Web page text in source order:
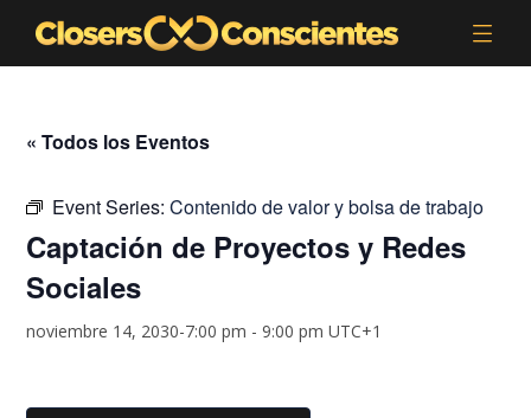
« Todos los Eventos
Event Series:Contenido de valor y bolsa de trabajo
Captación de Proyectos y Redes
Sociales
noviembre 14, 2030-7:00 pm -9:00 pm UTC+1